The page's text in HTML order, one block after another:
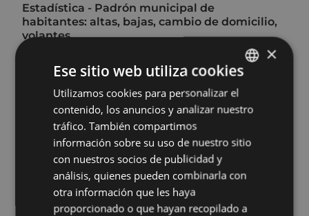
Estadística - Padrón municipal de
habitantes: altas, bajas, cambio de domicilio,
volantes...
Personal: procesos de selección, contratación
de personal, bolsas de trabajo, procesos de
estabilización, acceso a información pública…
Tesorería y rentas: impuestos, tasas y precios
públicos; bonificaciones y exenciones,
recibos, aplazamiento y fraccionamiento de
pagos, domiciliaciones bancarias, domicilio
fiscal, garantías y avales, compensaciones y
embargos…
Urbanismo y medio ambiente: licencias y
BASQUE
SPANISH
×
Ese sitio web utiliza cookies
Utilizamos cookies para personalizar el
contenido, los anuncios y analizar nuestro
tráfico. También compartimos
información sobre su uso de nuestro sitio
con nuestros socios de publicidad y
análisis, quienes pueden combinarla con
otra información que les haya
proporcionado o que hayan recopilado a